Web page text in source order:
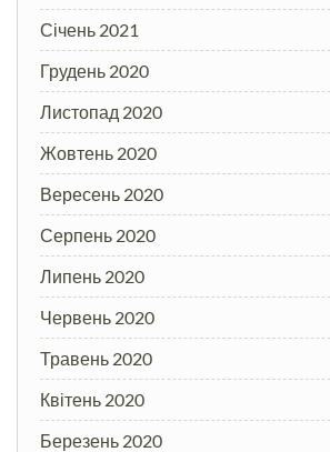
Січень 2021
Грудень 2020
Листопад 2020
Жовтень 2020
Вересень 2020
Серпень 2020
Липень 2020
Червень 2020
Травень 2020
Квітень 2020
Березень 2020